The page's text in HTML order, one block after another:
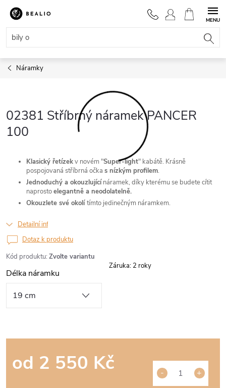
Přejít
obsah
NÁKUPNÍ
KOŠÍK
Náramky
02381 Stříbrný náramek PANCER
100
Kód produktu: Zvolte variantu
Klasický řetízekv novém "Super-light" kabátě. Krásně
pospojovaná stříbrná očka s nízkým profilem.
Jednoduchý a okouzlujícínáramek, díky kterému se budete cítit
naprostoelegantně a neodolatelně.
Okouzlete své okolítímto jedinečným náramkem.
Detailní informace
Délka náramku
od 2 550 Kč
Dotaz k produktu
Záruka: 2 roky